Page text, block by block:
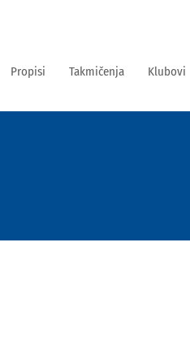
Propisi Takmičenja Klubovi